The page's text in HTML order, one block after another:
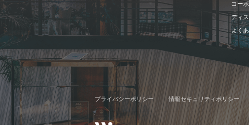
コー
ディ
よく
プライバシーポリシー 情報セキュリティポリシー